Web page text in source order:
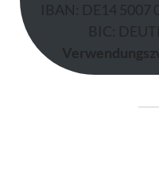
IBAN: DE14 5007
BIC: